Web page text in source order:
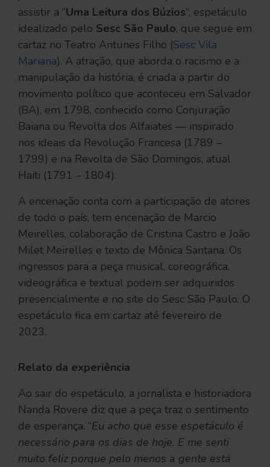
assistir a “Uma Leitura dos Búzios“, espetáculo
idealizado pelo Sesc São Paulo, que segue em
cartaz no Teatro Antunes Filho (Sesc Vila
Mariana). A atração, que aborda o racismo e a
manipulação da história, é criada a partir do
movimento político que aconteceu em Salvador
(BA), em 1798, conhecido como Conjuração
Baiana ou Revolta dos Alfaiates — inspirado
nos ideais da Revolução Francesa (1789 –
1799) e na Revolta de São Domingos, atual
Haiti (1791 – 1804).
A encenação conta com a participação de atores
de todo o país, tem encenação de Marcio
Meirelles, colaboração de Cristina Castro e João
Milet Meirelles e texto de Mônica Santana. Os
ingressos para a peça musical, coreográfica,
videográfica e textual podem ser adquiridos
presencialmente e no site do Sesc São Paulo. O
espetáculo fica em cartaz até fevereiro de
2023.
Relato da experiência
Ao sair do espetáculo, a jornalista e historiadora
Nanda Rovere diz que a peça traz o sentimento
de esperança. “Eu acho que esse espetáculo é
necessário para os dias de hoje. E me senti
muito feliz porque pelo menos a gente está